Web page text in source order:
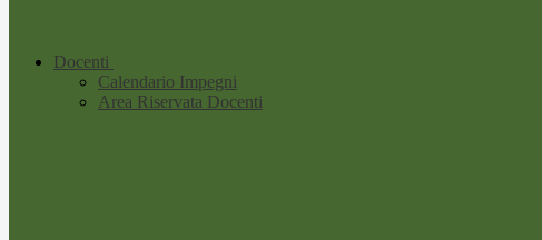
Docenti
Calendario Impegni
Area Riservata Docenti